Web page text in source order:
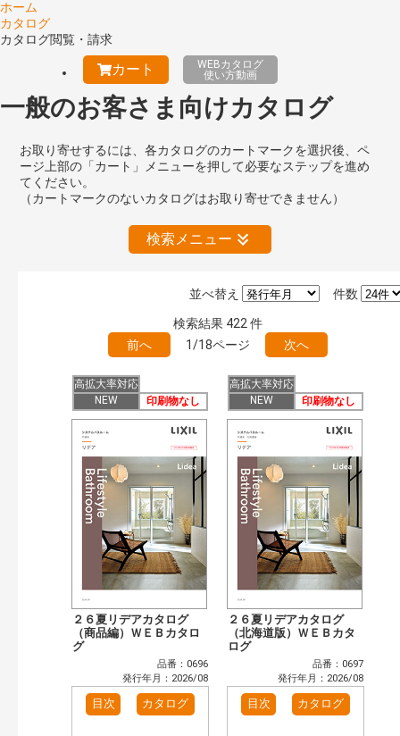
ホーム
カタログ
カタログ閲覧・請求
カート
WEBカタログ
使い方動画
一般のお客さま向けカタログ
お取り寄せするには、各カタログのカートマークを選択後、ペ
ージ上部の「カート」メニューを押して必要なステップを進め
てください。
（カートマークのないカタログはお取り寄せできません）
検索メニュー
目次も検索 検 索
おすすめハッシュタグ
まずはここから（34）
施工イメージ・アイデア集（25）
リフォームおすすめ（53）
省エネ住宅関連（11）
補助金・優遇制度を知る（4）
カタログ一覧＆使い方（2）
カテゴリー
窓・シャッター（67）
玄関ドア・引戸（26）
インテリア建材（29）
エクステリア（65）
タイル建材（17）
キッチン（17）
洗面化粧室（15）
小型電気温水器（2）
水栓金具（23）
太陽光発電・屋根・外壁（64）
高性能住宅工法（33）
ビル・マンション・店舗（2）
その他（30）
件数
並べ替え
検索結果 422 件
前へ
1/18ページ 次へ
高拡大率対応
NEW
印刷物なし
２６夏リデアカタログ
（商品編）ＷＥＢカタロ
グ
品番：0696
発行年月：2026/08
目次 カタログ
高拡大率対応
NEW
印刷物なし
２６夏リデアカタログ
（北海道版）ＷＥＢカタ
ログ
品番：0697
発行年月：2026/08
目次 カタログ